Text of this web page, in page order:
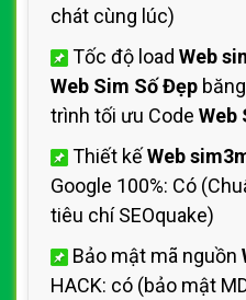
chát cùng lúc)
Tốc độ load Web
Web Sim Số Đẹp
trình tối ưu Code Web
Thiết kếWeb
Google 100%: Có
tiêu chí SEOquake)
Bảo mật mã nguồn
HACK: có (bảo mật